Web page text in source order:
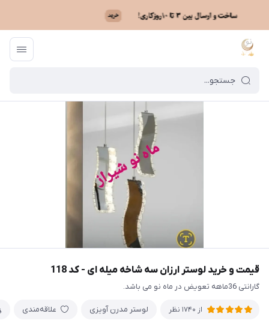
ماه نو / خرید لوستر بر اساس مدل
قیمت و خرید لوستر ارزان سه شاخه میله ای - کد 118
گارانتی 36ماهه تعویض در ماه نو می باشد.
از 1740 نظر لوستر مدرن آویزی علاقه‌مندی